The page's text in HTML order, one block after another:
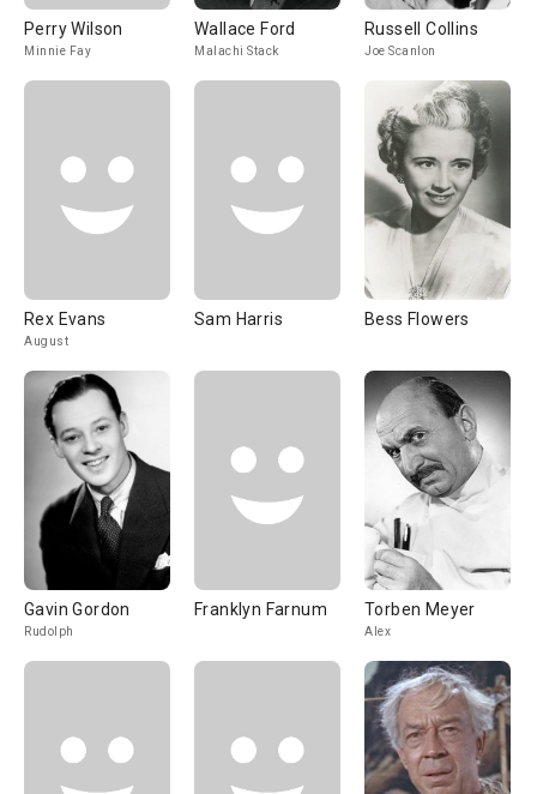
Perry Wilson
Minnie Fay
Wallace Ford
Malachi Stack
Russell Collins
Joe Scanlon
Rex Evans
August
Sam Harris Bess Flowers
Gavin Gordon
Rudolph
Franklyn Farnum Torben Meyer
Alex